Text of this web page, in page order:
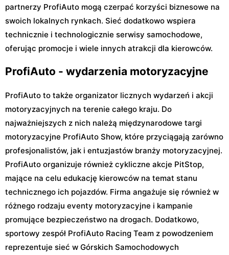
partnerzy ProfiAuto mogą czerpać korzyści biznesowe na
swoich lokalnych rynkach. Sieć dodatkowo wspiera
technicznie i technologicznie serwisy samochodowe,
oferując promocje i wiele innych atrakcji dla kierowców.
ProfiAuto - wydarzenia motoryzacyjne
ProfiAuto to także organizator licznych wydarzeń i akcji
motoryzacyjnych na terenie całego kraju. Do
najważniejszych z nich należą międzynarodowe targi
motoryzacyjne ProfiAuto Show, które przyciągają zarówno
profesjonalistów, jak i entuzjastów branży motoryzacyjnej.
ProfiAuto organizuje również cykliczne akcje PitStop,
mające na celu edukację kierowców na temat stanu
technicznego ich pojazdów. Firma angażuje się również w
różnego rodzaju eventy motoryzacyjne i kampanie
promujące bezpieczeństwo na drogach. Dodatkowo,
sportowy zespół ProfiAuto Racing Team z powodzeniem
reprezentuje sieć w Górskich Samochodowych